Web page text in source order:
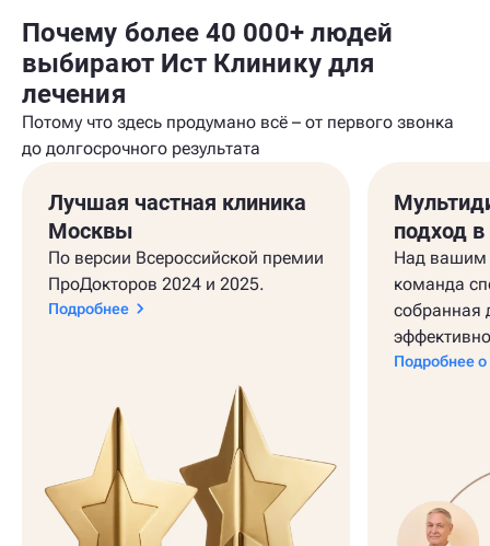
Почему более 40 000+ людей
выбирают Ист Клинику для
лечения
Потому что здесь продумано всё – от первого звонка
до долгосрочного результата
Лучшая частная клиника
Москвы
По версии Всероссийской премии
ПроДокторов 2024 и 2025.
Подробнее
подход
Над вашим
команда
собранная
Подробнее о